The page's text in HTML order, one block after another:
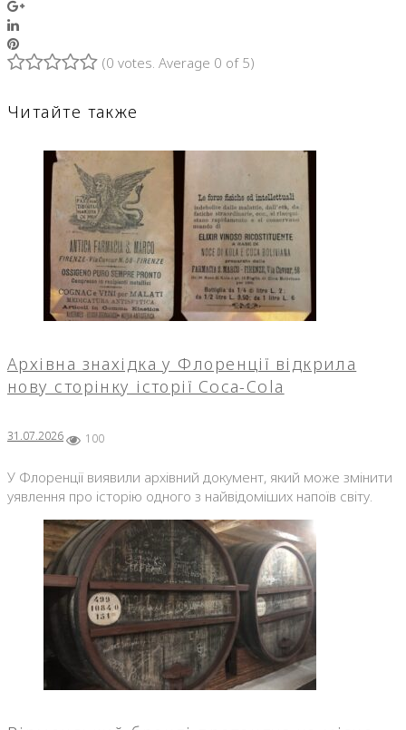
Google+
LinkedIn
Pinterest
(0 votes. Average 0 of 5)
Читайте также
Архівна знахідка у Флоренції відкрила
нову сторінку історії Coca-Cola
31.07.2026 100
У Флоренції виявили архівний документ, який може змінити
уявлення про історію одного з найвідоміших напоїв світу.